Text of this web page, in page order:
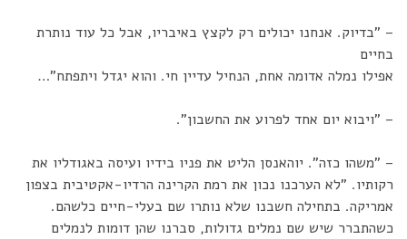
– "בדיוק. אנחנו יכולים רק לקצץ באיבריו, אבל כל עוד נותרת
בחיים
אפילו נמלה אדומה אחת, הנחיל עדיין חי. והוא יגדל ויתפתח"…
– "ויבוא יום אחד לפרוע את החשבון".
– "משהו כזה". יוהאנסן הליט את פניו בידיו ועיסה באגודליו את
רקותיו. "לא הערכנו נכון את רמת הקרינה הרדיו-אקטיבית בצפון
אמריקה. בתחילה חשבנו שלא נותרו שם בעלי-חיים כלשהם.
כשהתברר שיש שם נמלים גדולות, סברנו שהן דומות לנמלים